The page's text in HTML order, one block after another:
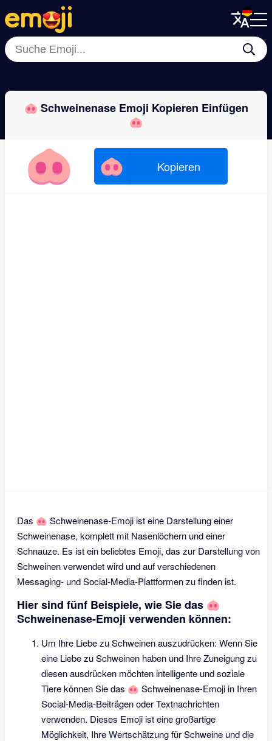
Menu
Close
Menu
Close
🐽 Schweinenase Emoji Kopieren Einfügen
🐽
🐽 🐽 Kopieren
Das 🐽 Schweinenase-Emoji ist eine Darstellung einer
Schweinenase, komplett mit Nasenlöchern und einer
Schnauze. Es ist ein beliebtes Emoji, das zur Darstellung von
Schweinen verwendet wird und auf verschiedenen
Messaging- und Social-Media-Plattformen zu finden ist.
Hier sind fünf Beispiele, wie Sie das 🐽
Schweinenase-Emoji verwenden können:
Um Ihre Liebe zu Schweinen auszudrücken: Wenn Sie
eine Liebe zu Schweinen haben und Ihre Zuneigung zu
diesen ausdrücken möchten intelligente und soziale
Tiere können Sie das 🐽 Schweinenase-Emoji in Ihren
Social-Media-Beiträgen oder Textnachrichten
verwenden. Dieses Emoji ist eine großartige
Möglichkeit, Ihre Wertschätzung für Schweine und die